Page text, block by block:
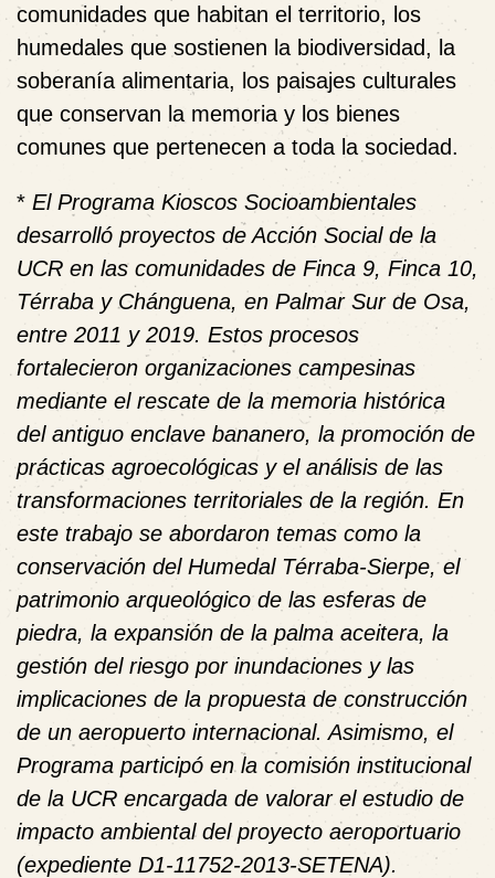
comunidades que habitan el territorio, los
humedales que sostienen la biodiversidad, la
soberanía alimentaria, los paisajes culturales
que conservan la memoria y los bienes
comunes que pertenecen a toda la sociedad.
* El Programa Kioscos Socioambientales
desarrolló proyectos de Acción Social de la
UCR en las comunidades de Finca 9, Finca 10,
Térraba y Chánguena, en Palmar Sur de Osa,
entre 2011 y 2019. Estos procesos
fortalecieron organizaciones campesinas
mediante el rescate de la memoria histórica
del antiguo enclave bananero, la promoción de
prácticas agroecológicas y el análisis de las
transformaciones territoriales de la región. En
este trabajo se abordaron temas como la
conservación del Humedal Térraba-Sierpe, el
patrimonio arqueológico de las esferas de
piedra, la expansión de la palma aceitera, la
gestión del riesgo por inundaciones y las
implicaciones de la propuesta de construcción
de un aeropuerto internacional. Asimismo, el
Programa participó en la comisión institucional
de la UCR encargada de valorar el estudio de
impacto ambiental del proyecto aeroportuario
(expediente D1-11752-2013-SETENA).